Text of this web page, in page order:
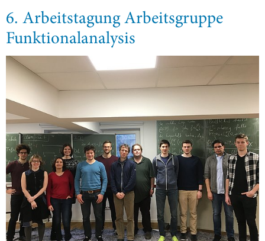
6. Arbeitstagung Arbeitsgruppe
Funktionalanalysis